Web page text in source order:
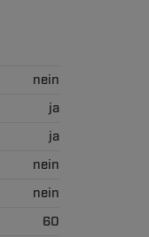
nein
ja
ja
nein
nein
60